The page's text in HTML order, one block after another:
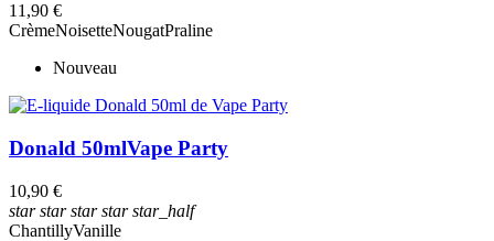
11,90 €
CrèmeNoisetteNougatPraline
Nouveau
Donald 50mlVape Party
10,90 €
starstarstarstarstar_half
ChantillyVanille